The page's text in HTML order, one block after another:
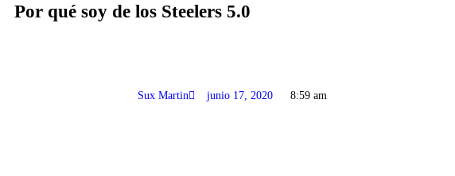
Por qué soy de los Steelers 5.0
Sux Martin junio 17, 2020 8:59 am